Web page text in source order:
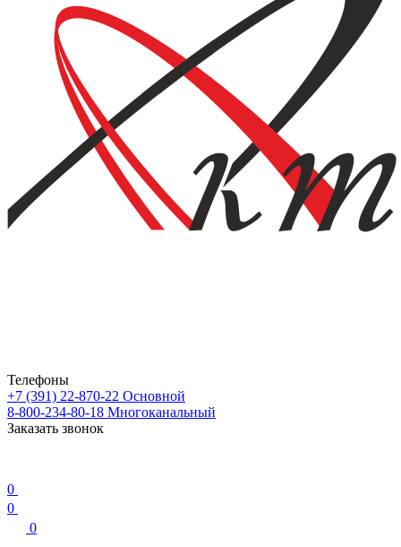
Телефоны
+7 (391) 22-870-22 Основной
8-800-234-80-18 Многоканальный
Заказать звонок
0
0
0